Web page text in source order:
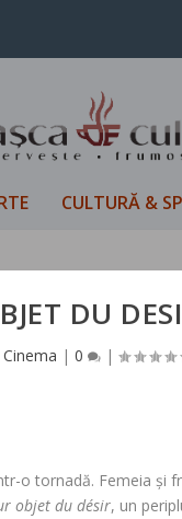
CULTURĂ &
DU
Cinema |0 |
o tornadă. Femeia și
objet du désir, un